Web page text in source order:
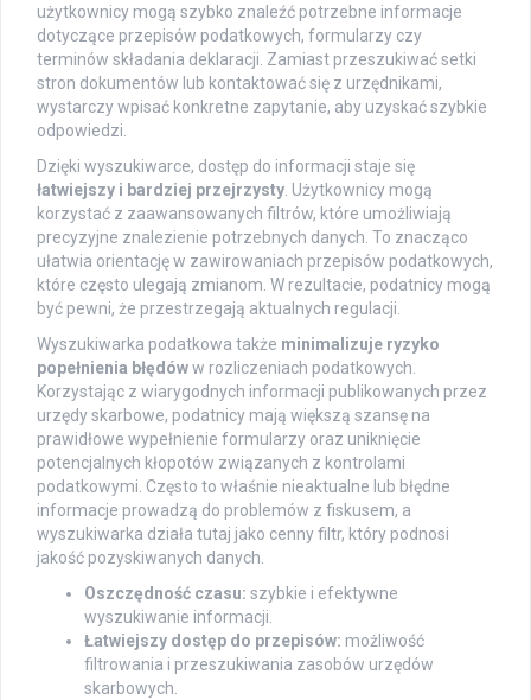
użytkownicy mogą szybko znaleźć potrzebne informacje
dotyczące przepisów podatkowych, formularzy czy
terminów składania deklaracji. Zamiast przeszukiwać setki
stron dokumentów lub kontaktować się z urzędnikami,
wystarczy wpisać konkretne zapytanie, aby uzyskać szybkie
odpowiedzi.
Dzięki wyszukiwarce, dostęp do informacji staje się
łatwiejszy i bardziej przejrzysty . Użytkownicy mogą
korzystać z zaawansowanych filtrów, które umożliwiają
precyzyjne znalezienie potrzebnych danych. To znacząco
ułatwia orientację w zawirowaniach przepisów podatkowych,
które często ulegają zmianom. W rezultacie, podatnicy mogą
być pewni, że przestrzegają aktualnych regulacji.
Wyszukiwarka podatkowa także minimalizuje ryzyko
popełnienia błędóww rozliczeniach podatkowych.
Korzystając z wiarygodnych informacji publikowanych przez
urzędy skarbowe, podatnicy mają większą szansę na
prawidłowe wypełnienie formularzy oraz uniknięcie
potencjalnych kłopotów związanych z kontrolami
podatkowymi. Często to właśnie nieaktualne lub błędne
informacje prowadzą do problemów z fiskusem, a
wyszukiwarka działa tutaj jako cenny filtr, który podnosi
jakość pozyskiwanych danych.
Oszczędność czasu: szybkie i efektywne
wyszukiwanie informacji.
Łatwiejszy dostęp do przepisów: możliwość
filtrowania i przeszukiwania zasobów urzędów
skarbowych.